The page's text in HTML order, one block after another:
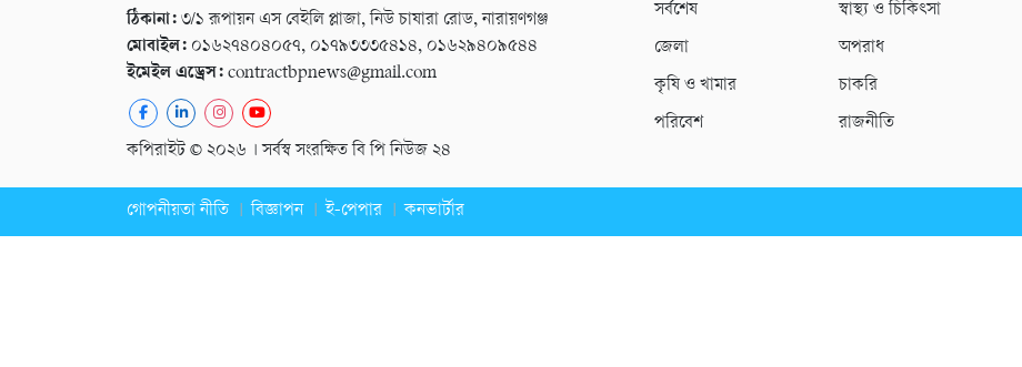
ঠিকানা: ৩/১ রূপায়ন এস বেইলি প্লাজা, নিউ চাষারা রোড, নারায়ণগঞ্জ
মোবাইল: ০১৬২৭৪০৪০৫৭, ০১৭৯৩৩৩৫৪১৪, ০১৬২৯৪০৯৫৪৪
ইমেইল এড্রেস: contractbpnews@gmail.com
কপিরাইট © ২০২৬ । সর্বস্ব সংরক্ষিত বি পি নিউজ ২৪
সর্বশেষ স্বাস্থ্য ও চিকিৎসা
জেলা
অপরাধ
কৃষি ও খামার
চাকরি
পরিবেশ
রাজনীতি
গোপনীয়তা নীতি বিজ্ঞাপন ই-পেপার কনভার্টার